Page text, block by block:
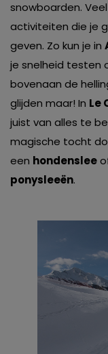
snowboarden.
activiteiten die je
geven. Zo kun je in
je snelheid testen
bovenaan de
glijden maar! In Le
juist van alles te
magische tocht
een hondenslee
ponysleeën.